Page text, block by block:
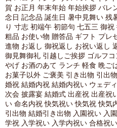
賀 お正月 年末年始 年始挨拶 バレ
念日 記念品 誕生日 暑中見舞い 残
り 寸志 初端午 初節句 七五三 御
粗品 お使い物 贈答品 ギフト プレ
進物 お返し 御祝返し お祝い返し
御見舞御礼 引越しご挨拶 ゴルフ
やげ お酒のあて ランチ 軽食 晩ご
お菓子以外 ご褒美 引き出物 引出
婚祝 結婚内祝 結婚内祝い ウェデ
次会 披露宴 結婚式 出産祝 出産祝
い 命名内祝 快気祝い 快気祝 快気
引出物 結婚引き出物 入園祝い 入
学祝 入学祝い 入学内祝い 合格祝